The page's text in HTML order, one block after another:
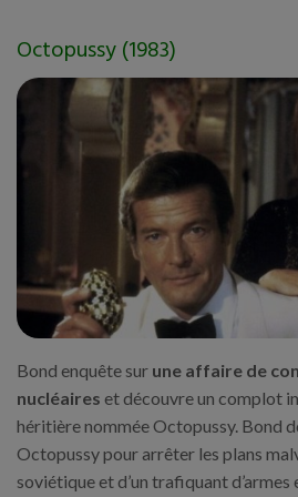
Octopussy (1983)
Bond enquête sur une affaire de
nucléaires et découvre un complot
héritière nommée Octopussy. Bond
Octopussy pour arrêter les plans
soviétique et d’un trafiquant